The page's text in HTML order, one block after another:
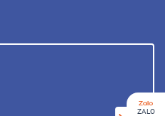
ZALO